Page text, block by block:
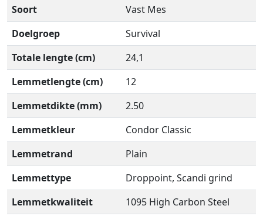
Soort
Vast Mes
Doelgroep
Survival
Totale lengte (cm)
24,1
Lemmetlengte (cm)
12
Lemmetdikte (mm)
2.50
Lemmetkleur
Condor Classic
Lemmetrand
Plain
Lemmettype
Droppoint, Scandi grind
Lemmetkwaliteit
1095 High Carbon Steel